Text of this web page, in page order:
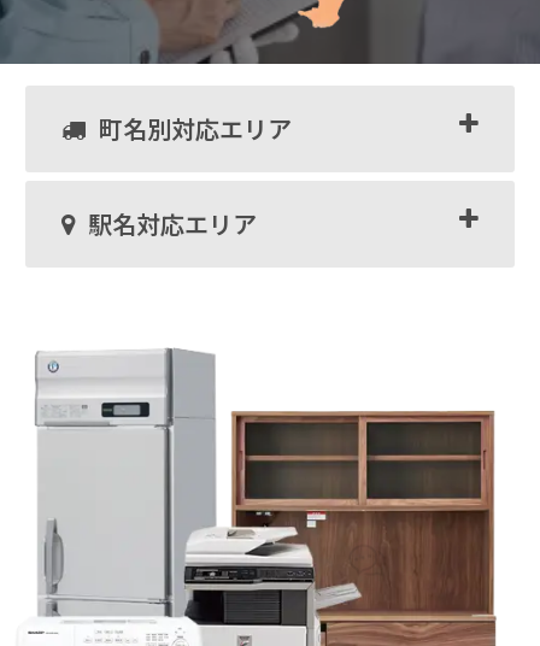
町名別対応エリア
駅名対応エリア